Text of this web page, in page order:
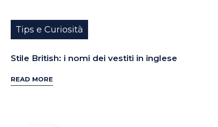
Tips e Curiosità
Stile British: i nomi dei vestiti in inglese
READ MORE